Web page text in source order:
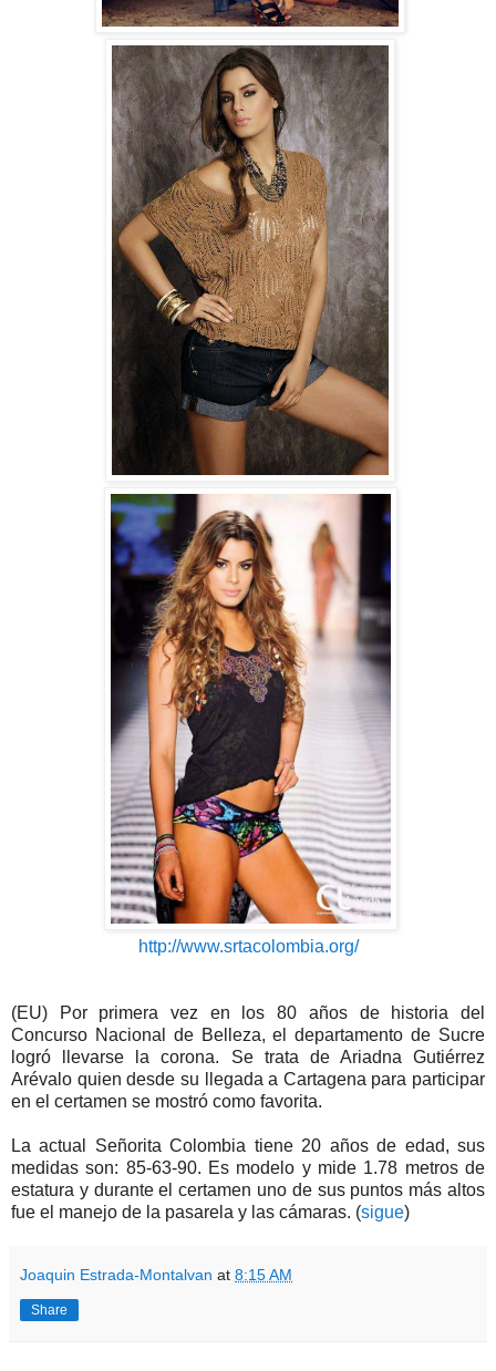
http://www.srtacolombia.org/
(EU) Por primera vez en los 80 años de historia del
Concurso Nacional de Belleza, el departamento de Sucre
logró llevarse la corona. Se trata de Ariadna Gutiérrez
Arévalo quien desde su llegada a Cartagena para participar
en el certamen se mostró como favorita.
La actual Señorita Colombia tiene 20 años de edad, sus
medidas son: 85-63-90. Es modelo y mide 1.78 metros de
estatura y durante el certamen uno de sus puntos más altos
fue el manejo de la pasarela y las cámaras. (sigue)
Joaquin Estrada-Montalvan at 8:15 AM
Share